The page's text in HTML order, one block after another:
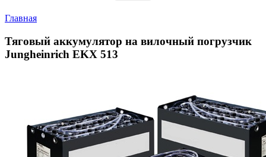
Главная
Тяговый аккумулятор на вилочный погрузчик
Jungheinrich EKX 513